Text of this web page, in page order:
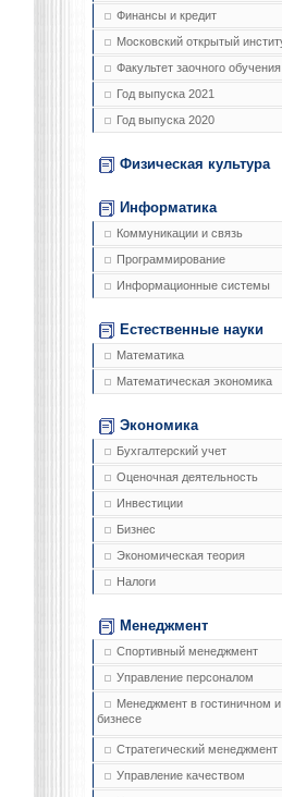
Финансы и кредит
Московский открытый
Факультет заочного обучения
Год выпуска 2021
Год выпуска 2020
Физическая культура
Информатика
Коммуникации и связь
Программирование
Информационные системы
Естественные науки
Математика
Математическая экономика
Экономика
Бухгалтерский учет
Оценочная деятельность
Инвестиции
Бизнес
Экономическая теория
Налоги
Менеджмент
Спортивный менеджмент
Управление персоналом
Менеджмент в гостиничном
бизнесе
Стратегический менеджмент
Управление качеством